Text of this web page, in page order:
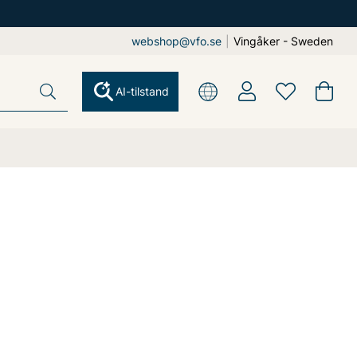
webshop@vfo.se Vingåker - Sweden
AI-tilstand